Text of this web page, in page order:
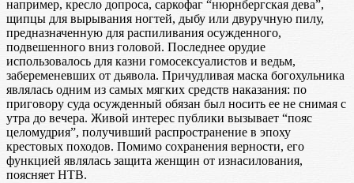
например, кресло допроса, саркофаг “нюрнбергская дева”,
щипцы для вырывания ногтей, дыбу или двуручную пилу,
предназначенную для распиливания осужденного,
подвешенного вниз головой. Последнее орудие
использовалось для казни гомосексуалистов и ведьм,
забеременевших от дьявола. Причудливая маска богохульника
являлась одним из самых мягких средств наказания: по
приговору суда осужденный обязан был носить ее не снимая с
утра до вечера. Живой интерес публики вызывает “пояс
целомудрия”, получивший распространение в эпоху
крестовых походов. Помимо сохранения верности, его
функцией являлась защита женщин от изнасилования,
поясняет НТВ.